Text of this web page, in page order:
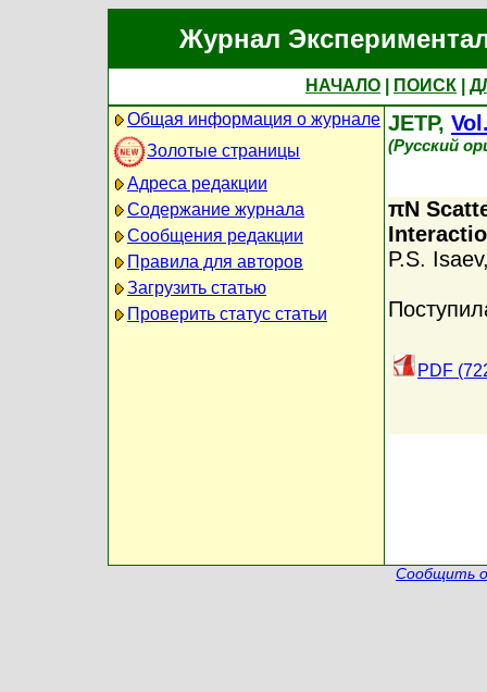
Журнал
НАЧАЛО ПОИСК
Общая информация о журнале
Золотые страницы
Адреса редакции
Содержание журнала
Сообщения редакции
Правила для авторов
Загрузить статью
Проверить статус статьи
JETP,
(Русский
πN
P.S. Isaev
PDF
Сообщить о